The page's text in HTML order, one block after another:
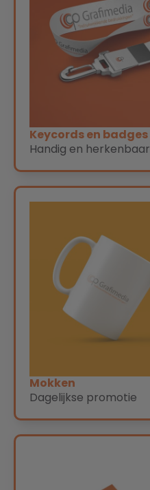
Keycords en badges
Handig en herkenbaar
Mokken
Dagelijkse promotie